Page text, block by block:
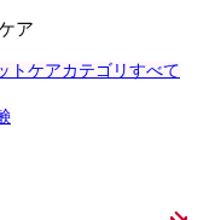
ア
トケアカテゴリすべて